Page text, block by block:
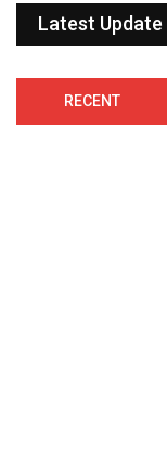
Latest Update
RECENT